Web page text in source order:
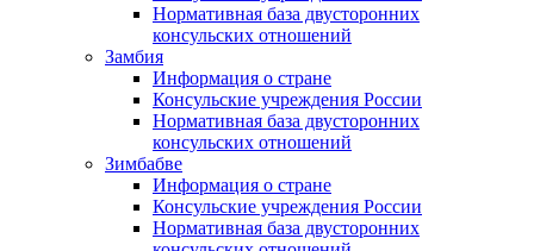
Нормативная база двусторонних
консульских отношений
Замбия
Информация о стране
Консульские учреждения России
Нормативная база двусторонних
консульских отношений
Зимбабве
Информация о стране
Консульские учреждения России
Нормативная база двусторонних